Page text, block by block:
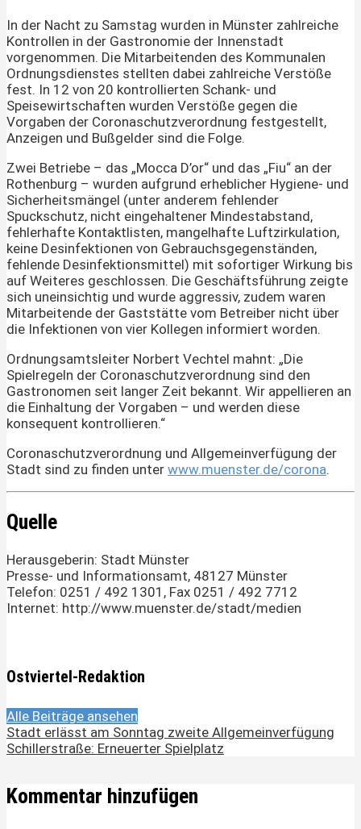
In der Nacht zu Samstag wurden in Münster zahlreiche
Kontrollen in der Gastronomie der Innenstadt
vorgenommen. Die Mitarbeitenden des Kommunalen
Ordnungsdienstes stellten dabei zahlreiche Verstöße
fest. In 12 von 20 kontrollierten Schank- und
Speisewirtschaften wurden Verstöße gegen die
Vorgaben der Coronaschutzverordnung festgestellt,
Anzeigen und Bußgelder sind die Folge.
Zwei Betriebe – das „Mocca D’or“ und das „Fiu“ an der
Rothenburg – wurden aufgrund erheblicher Hygiene- und
Sicherheitsmängel (unter anderem fehlender
Spuckschutz, nicht eingehaltener Mindestabstand,
fehlerhafte Kontaktlisten, mangelhafte Luftzirkulation,
keine Desinfektionen von Gebrauchsgegenständen,
fehlende Desinfektionsmittel) mit sofortiger Wirkung bis
auf Weiteres geschlossen. Die Geschäftsführung zeigte
sich uneinsichtig und wurde aggressiv, zudem waren
Mitarbeitende der Gaststätte vom Betreiber nicht über
die Infektionen von vier Kollegen informiert worden.
Ordnungsamtsleiter Norbert Vechtel mahnt: „Die
Spielregeln der Coronaschutzverordnung sind den
Gastronomen seit langer Zeit bekannt. Wir appellieren an
die Einhaltung der Vorgaben – und werden diese
konsequent kontrollieren.“
Coronaschutzverordnung und Allgemeinverfügung der
Stadt sind zu finden unter www.muenster.de/corona.
Quelle
Herausgeberin: Stadt Münster
Presse- und Informationsamt, 48127 Münster
Telefon: 0251 / 492 1301, Fax 0251 / 492 7712
Internet: http://www.muenster.de/stadt/medien
Ostviertel-Redaktion
Alle Beiträge ansehen
Stadt erlässt am Sonntag zweite Allgemeinverfügung
Schillerstraße: Erneuerter Spielplatz
Kommentar hinzufügen